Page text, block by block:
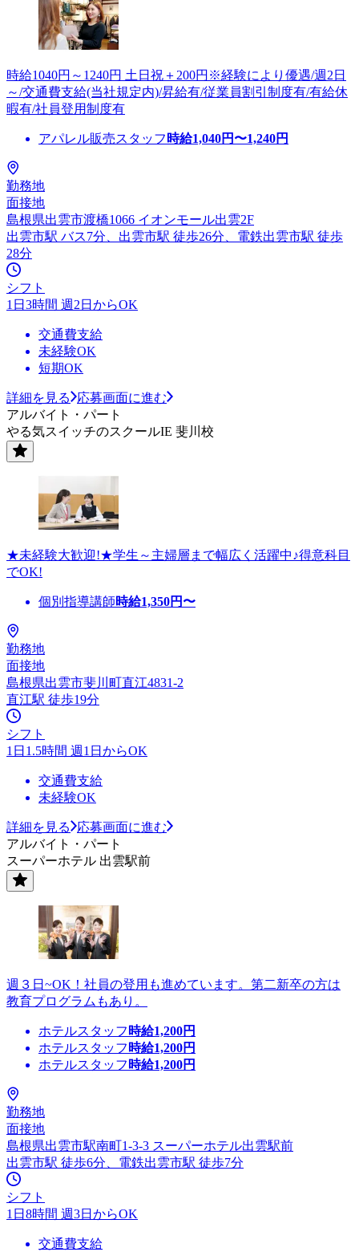
時給1040円～1240円 土日祝＋200円※経験により優遇/週2日
～/交通費支給(当社規定内)/昇給有/従業員割引制度有/有給休
暇有/社員登用制度有
アパレル販売スタッフ 時給1,040円〜1,240円
勤務地
面接地
島根県出雲市渡橋1066 イオンモール出雲2F
出雲市駅 バス7分、出雲市駅 徒歩26分、電鉄出雲市駅 徒歩
28分
シフト
1日3時間 週2日からOK
交通費支給
未経験OK
短期OK
詳細を見る
応募画面に進む
アルバイト・パート
やる気スイッチのスクールIE 斐川校
★未経験大歓迎!★学生～主婦層まで幅広く活躍中♪得意科目
でOK!
個別指導講師時給1,350円〜
勤務地
面接地
島根県出雲市斐川町直江4831-2
直江駅 徒歩19分
シフト
1日1.5時間 週1日からOK
交通費支給
未経験OK
詳細を見る
応募画面に進む
アルバイト・パート
スーパーホテル 出雲駅前
週３日~OK！社員の登用も進めています。第二新卒の方は
教育プログラムもあり。
ホテルスタッフ 時給1,200円
ホテルスタッフ 時給1,200円
ホテルスタッフ 時給1,200円
勤務地
面接地
島根県出雲市駅南町1-3-3 スーパーホテル出雲駅前
出雲市駅 徒歩6分、電鉄出雲市駅 徒歩7分
シフト
1日8時間 週3日からOK
交通費支給